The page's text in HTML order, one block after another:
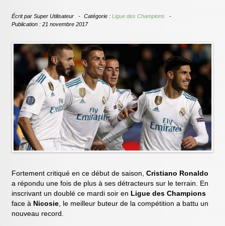
Écrit parSuper Utilisateur Catégorie :Ligue des Champions
Publication : 21 novembre 2017
Fortement critiqué en ce début de saison,Cristiano Ronaldo
a répondu une fois de plus à ses détracteurs sur le terrain. En
inscrivant un doublé ce mardi soir en Ligue des Champions
face àNicosie, le meilleur buteur de la compétition a battu un
nouveau record.